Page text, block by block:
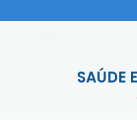
SAÚDE